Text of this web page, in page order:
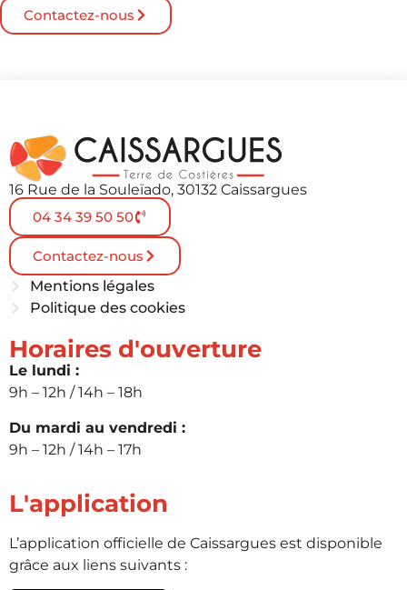
Contactez-nous
16 Rue de la Souleïado, 30132 Caissargues
04 34 39 50 50
Contactez-nous
Mentions légales
Politique des cookies
Horaires d'ouverture
Le lundi :
9h – 12h / 14h – 18h
Du mardi au vendredi :
9h – 12h / 14h – 17h
L'application
L’application officielle de Caissargues est disponible
grâce aux liens suivants :